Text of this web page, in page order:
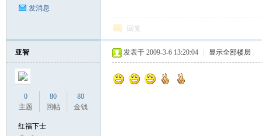
发消息
回复
亚智
0
主题
80
回帖
80
金钱
红福下士
发表于 2009-3-6 13:20:04 显示全部楼层